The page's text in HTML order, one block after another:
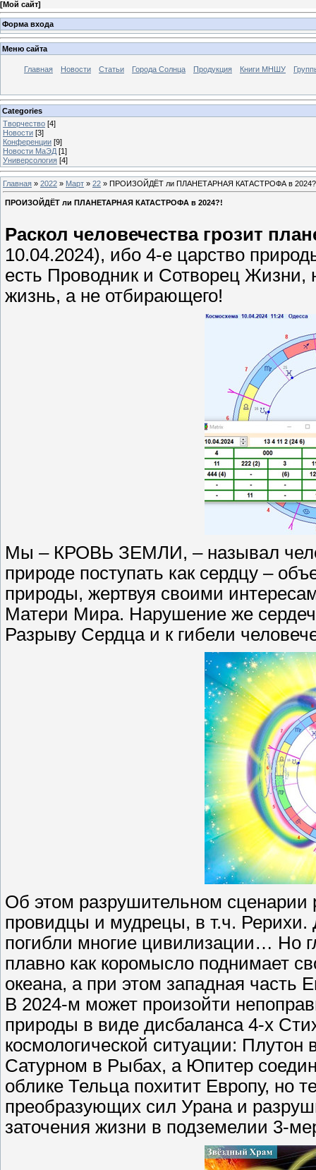
[Мой сайт]
Форма входа
Меню сайта
Главная Новости Статьи Города Солнца Продукция Книги МНШУ
Categories
Творчество [4]
Новости [3]
Конференции [9]
Новости МаЭД [1]
Универсология [4]
Главная » 2022 » Март » 22 » ПРОИЗОЙДЁТ ли ПЛАНЕТАРНАЯ КАТАСТРОФА в
ПРОИЗОЙДЁТ ли ПЛАНЕТАРНАЯ КАТАСТРОФА в 2024?!
Раскол человечества грозит
10.04.2024), ибо 4-е царство
есть Проводник и Сотворец Жизни,
жизнь, а не отбирающего!
Мы – КРОВЬ ЗЕМЛИ, – называл
природе поступать как сердцу –
природы, жертвуя своими
Матери Мира. Нарушение же
Разрыву Сердца и к гибели
Об этом разрушительном сценарии
провидцы и мудрецы, в т.ч.
погибли многие цивилизации… Но
плавно как коромысло поднимает
океана, а при этом западная часть
В 2024-м может произойти
природы в виде дисбаланса 4-х
космологической ситуации:
Сатурном в Рыбах, а Юпитер
облике Тельца похитит Европу, но
преобразующих сил Урана и
заточения жизни в подземелии 3-